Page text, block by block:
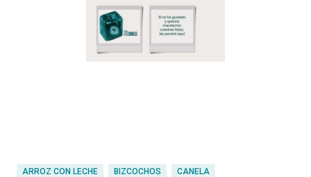
ARROZ CON LECHE BIZCOCHOS CANELA